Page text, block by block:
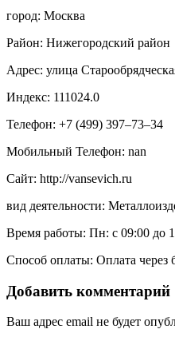
город: Москва
Район: Нижегородский район
Адрес: улица
Индекс: 111024.0
Телефон: +7 (499) 397‒73‒34
Мобильный Телефон: nan
Сайт: http://vansevich.ru
вид деятельности:
Время работы: Пн: с 09:00 до
Способ оплаты: Оплата через
Добавить комментарий
Ваш адрес email не будет